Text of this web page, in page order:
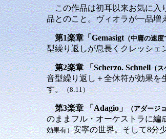
この作品は初耳以来お気に入
品とのこと。ヴィオラが一品増
第1楽章「Gemasigt（中庸の速度
型繰り返しが息長くクレッシェ
第2楽章 「Scherzo. Schnell（ス
音型繰り返し＋全休符が効果を
す。（8:11）
第3楽章 「Adagio」（アダージ
のままフル・オーケストラに編
効果有）安寧の世界。そして8分